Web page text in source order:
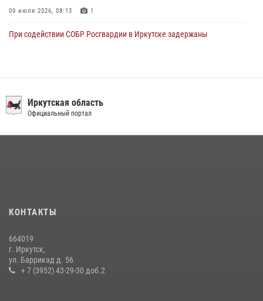
09 июля 2026, 08:13 1
При содействии СОБР Росгвардии в Иркутске задержаны
присягу
22 июля 2026, 01:00 1
услуг
В Иркутске сотрудники Росгвардии оперативно разыскали
пенсионерку, страдающую потерей памяти
Иркутская область
Официальный портал
КОНТАКТЫ
664019
г. Иркутск,
ул. Баррикад д. 56
+ 7 (3952) 43-29-30 доб.2